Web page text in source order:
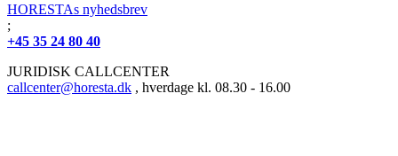
HORESTAs nyhedsbrev
;
+45 35 24 80 40
JURIDISK CALLCENTER
callcenter@horesta.dk , hverdage kl. 08.30 - 16.00